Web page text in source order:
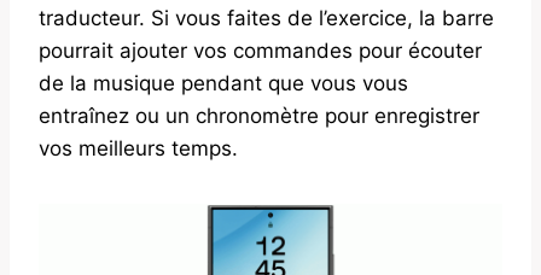
traducteur. Si vous faites de l’exercice, la barre
pourrait ajouter vos commandes pour écouter
de la musique pendant que vous vous
entraînez ou un chronomètre pour enregistrer
vos meilleurs temps.